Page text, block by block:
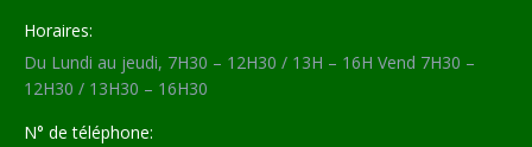
Horaires:
Du Lundi au jeudi, 7H30 – 12H30 / 13H – 16H Vend 7H30 –
12H30 / 13H30 – 16H30
N° de téléphone: